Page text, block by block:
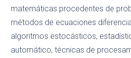
matemáticas procedentes de
métodos de ecuaciones
algoritmos estocásticos,
automático, técnicas de